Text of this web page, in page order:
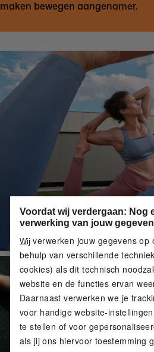
maken bewegen aangenamer.
Voordat wij verdergaan: Nog
verwerking van jouw
Wij verwerken jouw gegevens op
behulp van verschillende
cookies) als dit technisch
website en de functies ervan
Daarnaast verwerken we je
voor handige website-
te stellen of voor
als jij ons hiervoor toestemming